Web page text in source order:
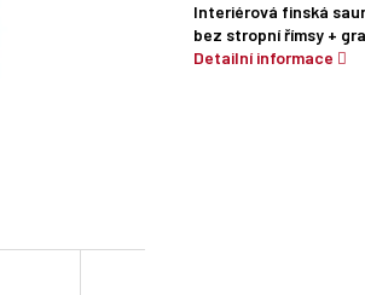
Interiérová finská
bez stropní římsy +
Detailní informace